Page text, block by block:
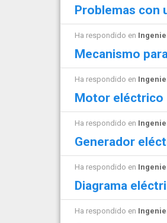
Problemas con
Ha respondido en
Mecanismo
Ha respondido en
Motor eléctrico
Ha respondido en
Generador
Ha respondido en
Diagrama
Ha respondido en